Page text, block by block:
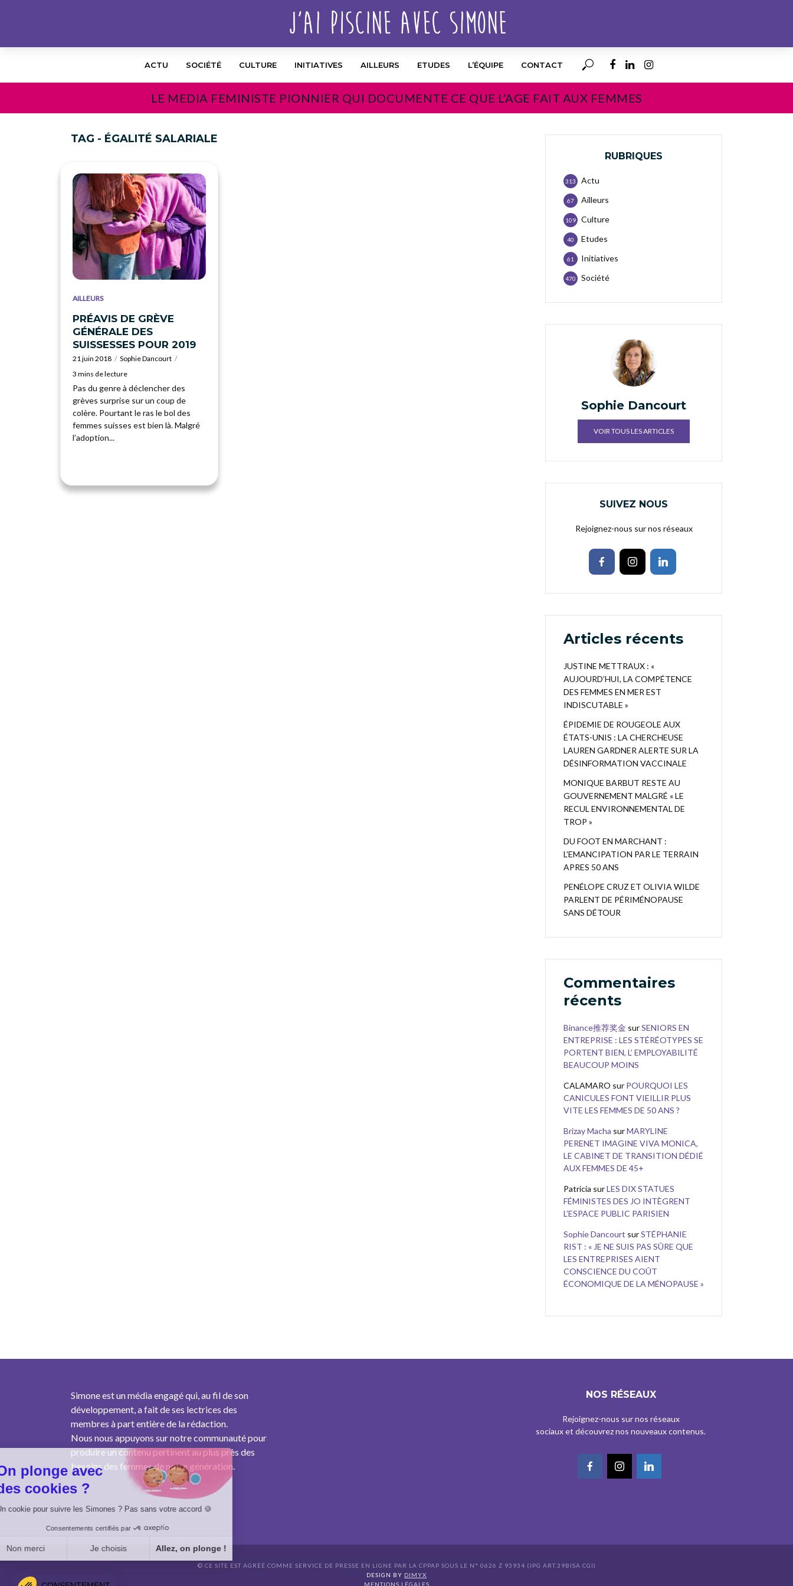
ACTU SOCIÉTÉ CULTURE INITIATIVES AILLEURS ETUDES L’ÉQUIPE CONTACT
LE MEDIA FEMINISTE PIONNIER QUI DOCUMENTE CE QUE L’AGE FAIT AUX FEMMES
TAG - ÉGALITÉ SALARIALE
AILLEURS
PRÉAVIS DE GRÈVE
GÉNÉRALE DES
SUISSESSES POUR 2019
21 juin 2018
Sophie Dancourt
3 mins de lecture
Pas du genre à déclencher des
grèves surprise sur un coup de
colère. Pourtant le ras le bol des
femmes suisses est bien là. Malgré
l’adoption...
RUBRIQUES
Actu
313
Ailleurs
67
Culture
109
Etudes
40
Initiatives
61
Société
470
Sophie Dancourt
VOIR TOUS LES ARTICLES
SUIVEZ NOUS
Rejoignez-nous sur nos réseaux
Articles récents
JUSTINE METTRAUX : «
AUJOURD’HUI, LA COMPÉTENCE
DES FEMMES EN MER EST
INDISCUTABLE »
ÉPIDEMIE DE ROUGEOLE AUX
ÉTATS-UNIS : LA CHERCHEUSE
LAUREN GARDNER ALERTE SUR LA
DÉSINFORMATION VACCINALE
MONIQUE BARBUT RESTE AU
GOUVERNEMENT MALGRÉ « LE
RECUL ENVIRONNEMENTAL DE
TROP »
DU FOOT EN MARCHANT :
L’EMANCIPATION PAR LE TERRAIN
APRES 50 ANS
PENÉLOPE CRUZ ET OLIVIA WILDE
PARLENT DE PÉRIMÉNOPAUSE
SANS DÉTOUR
Commentaires
récents
Binance推荐奖金 surSENIORS EN
ENTREPRISE : LES STÉRÉOTYPES SE
PORTENT BIEN, L’ EMPLOYABILITÉ
BEAUCOUP MOINS
CALAMARO sur POURQUOI LES
CANICULES FONT VIEILLIR PLUS
VITE LES FEMMES DE 50 ANS ?
Brizay Macha surMARYLINE
PERENET IMAGINE VIVA MONICA,
LE CABINET DE TRANSITION DÉDIÉ
AUX FEMMES DE 45+
Patricia surLES DIX STATUES
FÉMINISTES DES JO INTÈGRENT
L’ESPACE PUBLIC PARISIEN
Sophie Dancourt surSTÉPHANIE
RIST : « JE NE SUIS PAS SÛRE QUE
LES ENTREPRISES AIENT
CONSCIENCE DU COÛT
ÉCONOMIQUE DE LA MÉNOPAUSE »
Simone est un média engagé qui, au fil de son
développement, a fait de ses lectrices des
membres à part entière de la rédaction.
Nous nous appuyons sur notre communauté pour
produire un contenu pertinent au plus près des
besoins des femmes de notre génération.
NOS RÉSEAUX
Rejoignez-nous sur nos réseaux
sociaux et découvrez nos nouveaux contenus.
© CE SITE EST AGRÉÉ COMME SERVICE DE PRESSE EN LIGNE PAR LA CPPAP SOUS LE N° 0626 Z 93934 (IPG ART.39BISA CGI)
DESIGN BY DIMYX
MENTIONS LÉGALES
On plonge avec
des cookies ?
Un cookie pour suivre les Simones ? Pas sans votre accord 🍪
Consentements certifiés par
Non merci Je choisis Allez, on plonge !
Plateforme de Gestion du Consentement : Personnalisez vos Options